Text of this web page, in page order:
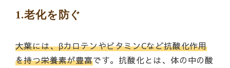
1.老化を防ぐ
大葉には、βカロテンやビタミンCなど抗酸化作用
を持つ栄養素が豊富です。抗酸化とは、体の中の酸